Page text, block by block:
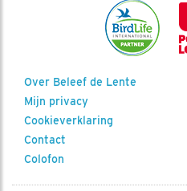
Over Beleef de Lente
Mijn privacy
Cookieverklaring
Contact
Colofon